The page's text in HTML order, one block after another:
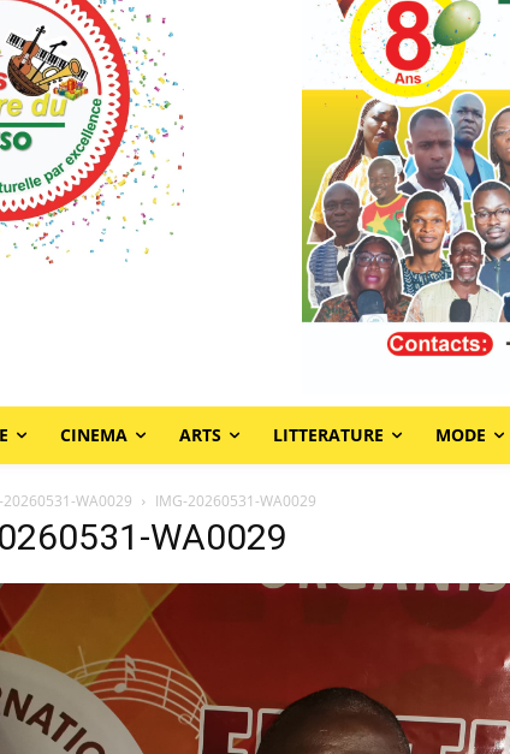
CINEMA ARTS LITTERATURE MODE
20260531-WA0029 IMG-20260531-WA0029
WA0029